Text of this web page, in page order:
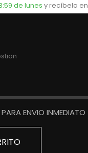
de lunes y recíbela en
ENVIO INMEDIATO